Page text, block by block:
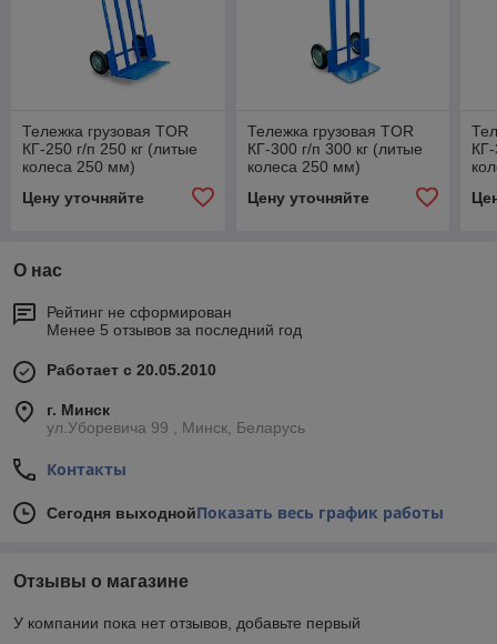
Тележка грузовая TOR
КГ-250 г/п 250 кг (литые
колеса 250 мм)
Цену уточняйте
Тележка грузовая TOR
КГ-300 г/п 300 кг (литые
колеса 250 мм)
Цену уточняйте
О нас
Рейтинг не сформирован
Менее 5 отзывов за последний год
Работает с 20.05.2010
г. Минск
ул.Уборевича 99 , Минск, Беларусь
Контакты
Сегодня выходнойПоказать весь график работы
Отзывы о магазине
У компании пока нет отзывов, добавьте первый